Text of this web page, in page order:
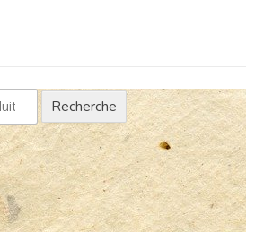
Recherche